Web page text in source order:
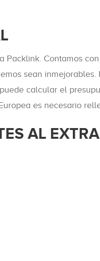
Contamos
sean
calcular el
es necesario
AL